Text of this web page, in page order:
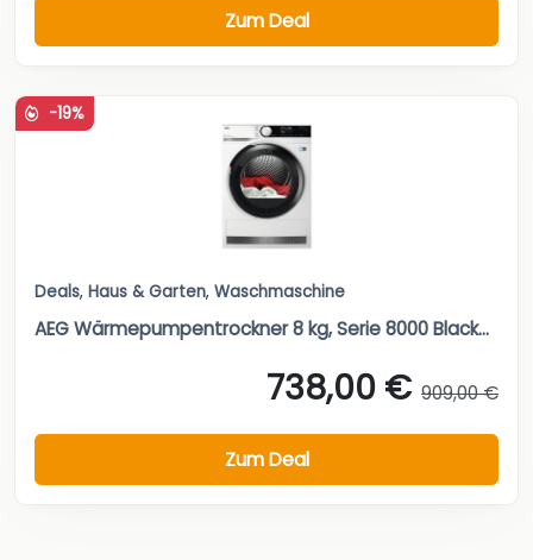
Zum Deal
-19%
Deals, Haus & Garten, Waschmaschine
AEG Wärmepumpentrockner 8 kg, Serie 8000 Black...
738,00 € 909,00 €
Zum Deal